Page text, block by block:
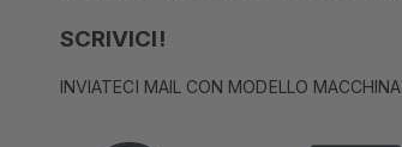
SCRIVICI!
INVIATECI MAIL CON MODELLO